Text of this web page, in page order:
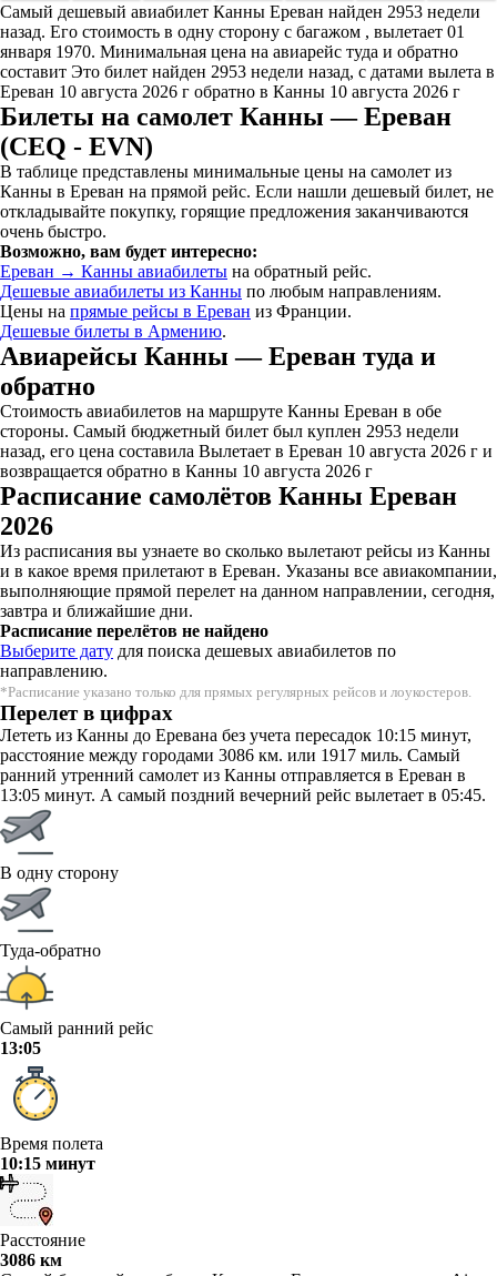
Самый дешевый авиабилет Канны Ереван найден 2953 недели
назад. Его стоимость в одну сторону с багажом , вылетает 01
января 1970. Минимальная цена на авиарейс туда и обратно
составит Это билет найден 2953 недели назад, с датами вылета в
Ереван 10 августа 2026 г обратно в Канны 10 августа 2026 г
Билеты на самолет Канны — Ереван
(CEQ - EVN)
В таблице представлены минимальные цены на самолет из
Канны в Ереван на прямой рейс. Если нашли дешевый билет, не
откладывайте покупку, горящие предложения заканчиваются
очень быстро.
Возможно, вам будет интересно:
Ереван → Канны авиабилеты на обратный рейс.
Дешевые авиабилеты из Канны по любым направлениям.
Цены на прямые рейсы в Ереван из Франции.
Дешевые билеты в Армению.
Авиарейсы Канны — Ереван туда и
обратно
Стоимость авиабилетов на маршруте Канны Ереван в обе
стороны. Самый бюджетный билет был куплен 2953 недели
назад, его цена составила Вылетает в Ереван 10 августа 2026 г и
возвращается обратно в Канны 10 августа 2026 г
Расписание самолётов Канны Ереван
2026
Из расписания вы узнаете во сколько вылетают рейсы из Канны
и в какое время прилетают в Ереван. Указаны все авиакомпании,
выполняющие прямой перелет на данном направлении, сегодня,
завтра и ближайшие дни.
Расписание перелётов не найдено
Выберите дату для поиска дешевых авиабилетов по
направлению.
*Расписание указано только для прямых регулярных рейсов и лоукостеров.
Перелет в цифрах
Лететь из Канны до Еревана без учета пересадок 10:15 минут,
расстояние между городами 3086 км. или 1917 миль. Самый
ранний утренний самолет из Канны отправляется в Ереван в
13:05 минут. А самый поздний вечерний рейс вылетает в 05:45.
В одну сторону
Туда-обратно
Самый ранний рейс
13:05
Время полета
10:15 минут
Расстояние
3086 км